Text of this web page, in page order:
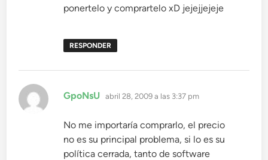
ponertelo y comprartelo xD jejejjejeje
RESPONDER
GpoNsU dice:
abril 28, 2009 a las 3:37 pm
No me importaría comprarlo, el precio
no es su principal problema, si lo es su
política cerrada, tanto de software